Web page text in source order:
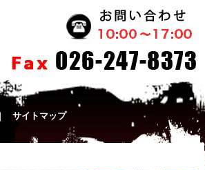
サイトマップ